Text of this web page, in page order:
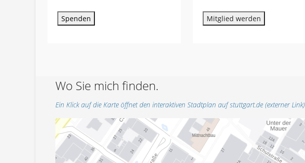
Spenden Mitglied werden
Wo Sie mich finden.
Ein Klick auf die Karte öffnet den interaktiven Stadtplan auf stuttgart.de (externer Link)